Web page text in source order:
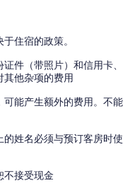
住宿的政策。
件（带照片）和信用卡、
其他杂项的费用
能产生额外的费用。不能
姓名必须与预订客房时使
不接受现金